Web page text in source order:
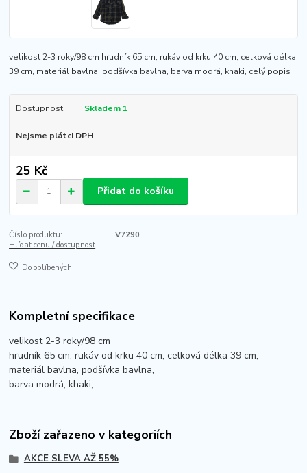
velikost 2-3 roky/98 cm hrudník 65 cm, rukáv od krku 40 cm, celková délka
39 cm, materiál bavlna, podšívka bavlna, barva modrá, khaki, celý popis
Dostupnost Skladem 1
Nejsme plátci DPH
25 Kč
Přidat do košíku
Číslo produktu:
V7290
Hlídat cenu / dostupnost
Do oblíbených
Kompletní specifikace
velikost 2-3 roky/98 cm
hrudník 65 cm, rukáv od krku 40 cm, celková délka 39 cm,
materiál bavlna, podšívka bavlna,
barva modrá, khaki,
Zboží zařazeno v kategoriích
AKCE SLEVA AŽ 55%